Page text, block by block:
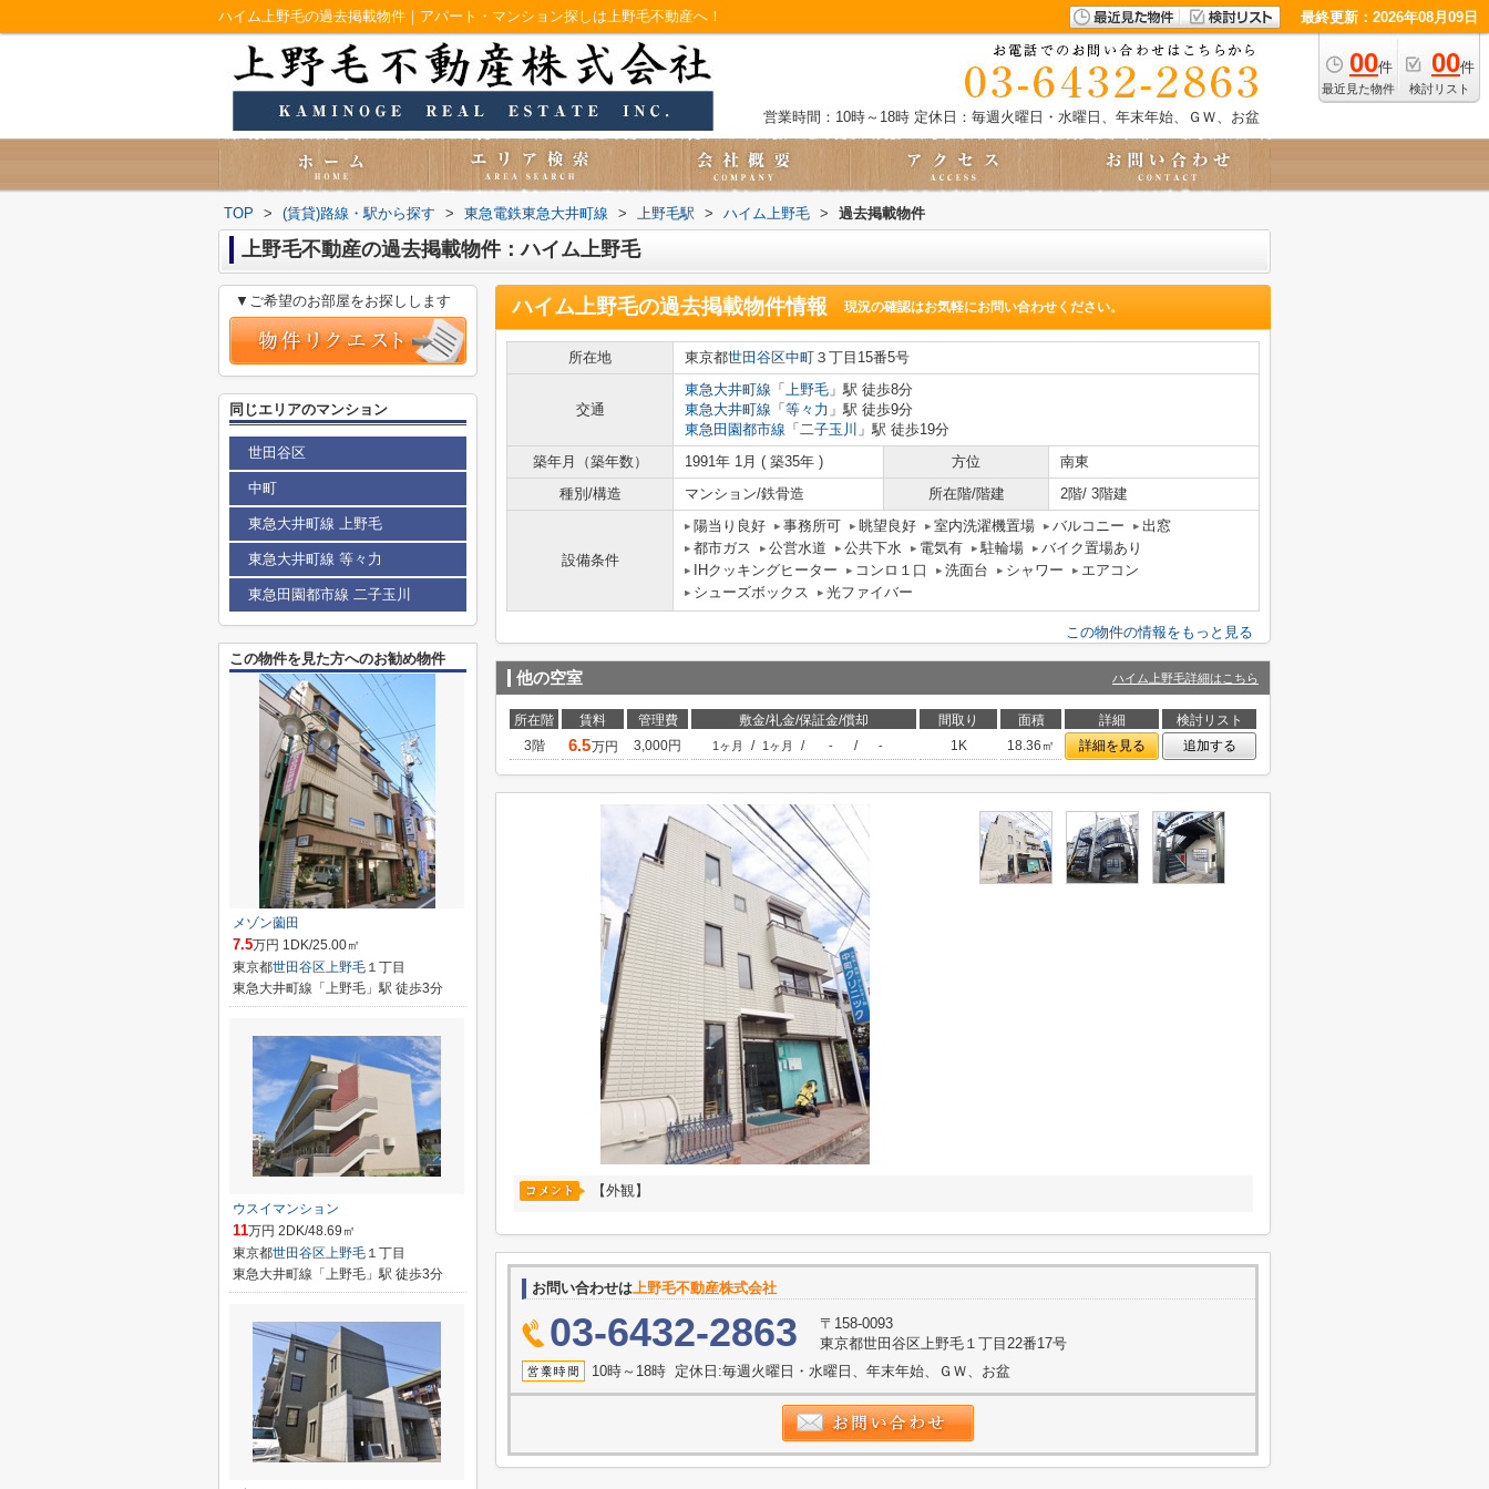
ハイム上野毛の過去掲載物件｜アパート・マンション探しは上野毛不動産へ！ 最終更新：2026年08月09日
00件
最近見た物件
00件
検討リスト
営業時間：10時～18時 定休日：毎週火曜日・水曜日、年末年始、ＧＷ、お盆
TOP > (賃貸)路線・駅から探す > 東急電鉄東急大井町線 > 上野毛駅 > ハイム上野毛 > 過去掲載物件
上野毛不動産の過去掲載物件：ハイム上野毛
ハイム上野毛の過去掲載物件情報 現況の確認はお気軽にお問い合わせください。
所在地 東京都世田谷区中町 ３丁目15番5号
交通
東急大井町線 「 上野毛 」駅 徒歩8分
東急大井町線 「 等々力 」駅 徒歩9分
東急田園都市線 「 二子玉川 」駅 徒歩19分
築年月（築年数）
1991年 1月 ( 築35年 ) 方位
南東
種別/構造
マンション/鉄骨造 所在階/階建 2階/ 3階建
設備条件
陽当り良好 事務所可 眺望良好 室内洗濯機置場 バルコニー
出窓
都市ガス
公営水道 公共下水 電気有 駐輪場
バイク置場あり
IHクッキングヒーター
コンロ１口 洗面台 シャワー
エアコン
シューズボックス
光ファイバー
この物件の情報をもっと見る
他の空室 ハイム上野毛詳細はこちら
所在階 賃料 管理費 敷金/礼金/保証金/償却 間取り 面積 詳細
検討リスト
3階
6.5万円 3,000円 1ヶ月 / 1ヶ月 / - / - 1K 18.36㎡ 詳細を見る 追加する
【外観】
お問い合わせは上野毛不動産株式会社
03-6432-2863
〒158-0093
東京都世田谷区上野毛１丁目22番17号
10時～18時 定休日:毎週火曜日・水曜日、年末年始、ＧＷ、お盆
▼ご希望のお部屋をお探しします
同じエリアのマンション
世田谷区
中町
東急大井町線 上野毛
東急大井町線 等々力
東急田園都市線 二子玉川
この物件を見た方へのお勧め物件
メゾン薗田
7.5万円 1DK/25.00㎡
東京都世田谷区上野毛 １丁目
東急大井町線「上野毛」駅 徒歩3分
ウスイマンション
11万円 2DK/48.69㎡
東京都世田谷区上野毛 １丁目
東急大井町線「上野毛」駅 徒歩3分